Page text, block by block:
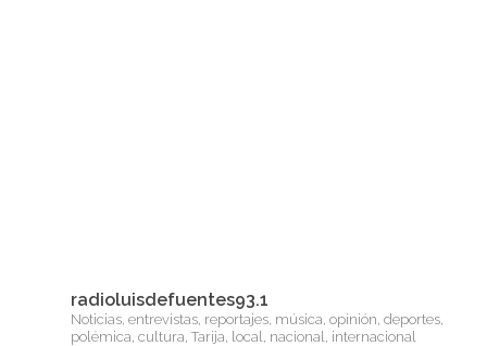
radioluisdefuentes93.1
Noticias, entrevistas, reportajes, música, opinión, deportes,
polémica, cultura, Tarija, local, nacional, internacional